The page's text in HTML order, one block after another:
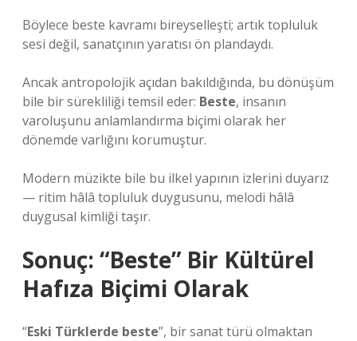
Böylece beste kavramı bireyselleşti; artık topluluk
sesi değil, sanatçının yaratısı ön plandaydı.
Ancak antropolojik açıdan bakıldığında, bu dönüşüm
bile bir sürekliliği temsil eder: Beste, insanın
varoluşunu anlamlandırma biçimi olarak her
dönemde varlığını korumuştur.
Modern müzikte bile bu ilkel yapının izlerini duyarız
— ritim hâlâ topluluk duygusunu, melodi hâlâ
duygusal kimliği taşır.
Sonuç: “Beste” Bir Kültürel
Hafıza Biçimi Olarak
“Eski Türklerde beste”, bir sanat türü olmaktan